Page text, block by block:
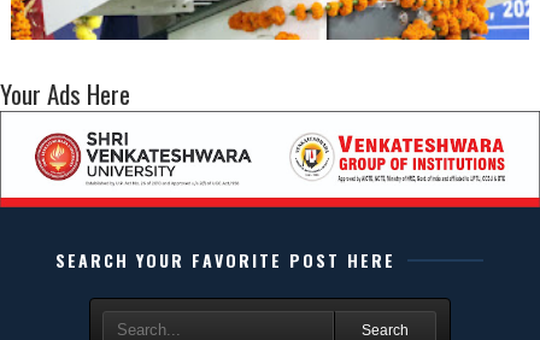
Your Ads Here
SEARCH YOUR FAVORITE POST HERE
Search